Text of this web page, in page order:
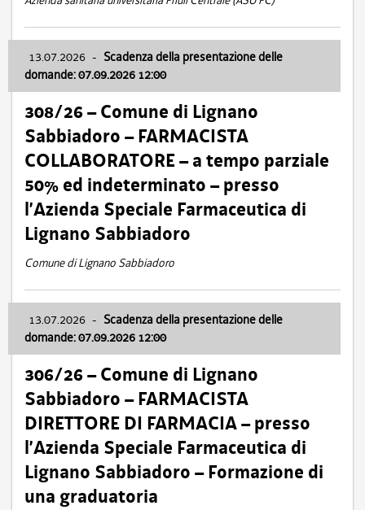
13.07.2026 - Scadenza della presentazione delle
domande: 07.09.2026 12:00
308/26 – Comune di Lignano
Sabbiadoro – FARMACISTA
COLLABORATORE – a tempo parziale
50% ed indeterminato – presso
l’Azienda Speciale Farmaceutica di
Lignano Sabbiadoro
Comune di Lignano Sabbiadoro
13.07.2026 - Scadenza della presentazione delle
domande: 07.09.2026 12:00
306/26 – Comune di Lignano
Sabbiadoro – FARMACISTA
DIRETTORE DI FARMACIA – presso
l’Azienda Speciale Farmaceutica di
Lignano Sabbiadoro – Formazione di
una graduatoria